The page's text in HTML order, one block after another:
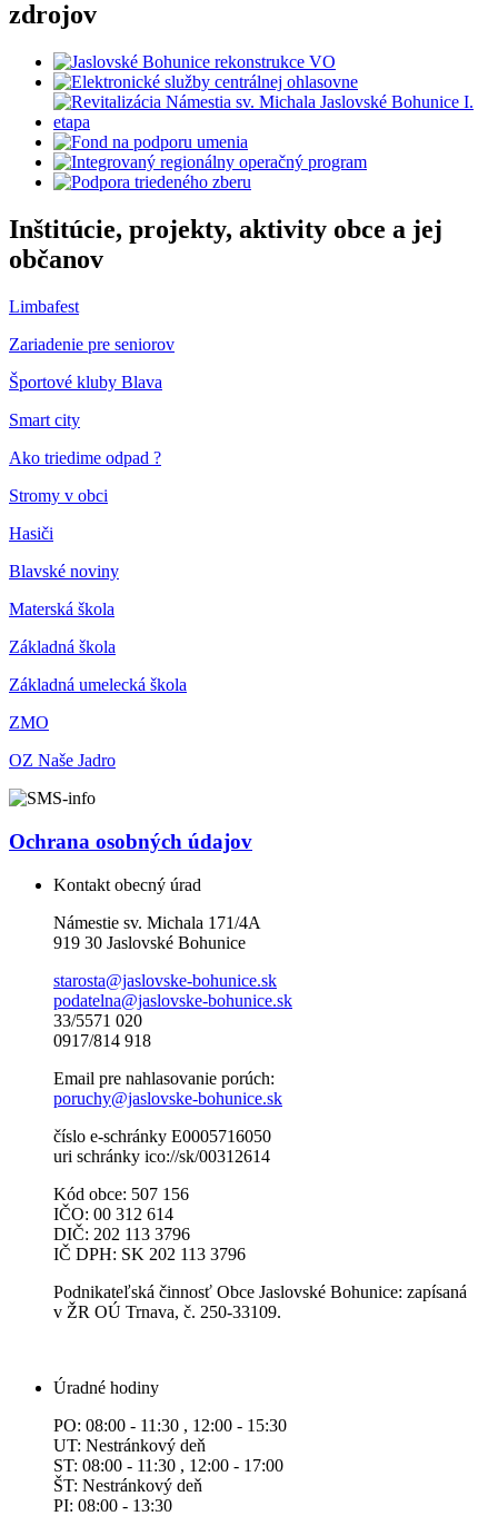
zdrojov
Inštitúcie, projekty, aktivity obce a jej
občanov
Limbafest
Zariadenie pre seniorov
Športové kluby Blava
Smart city
Ako triedime odpad ?
Stromy v obci
Hasiči
Blavské noviny
Materská škola
Základná škola
Základná umelecká škola
ZMO
OZ Naše Jadro
Ochrana osobných údajov
Kontakt obecný úrad
Námestie sv. Michala 171/4A
919 30 Jaslovské Bohunice
starosta@jaslovske-bohunice.sk
podatelna@jaslovske-bohunice.sk
33/5571 020
0917/814 918
Email pre nahlasovanie porúch:
poruchy@jaslovske-bohunice.sk
číslo e-schránky E0005716050
uri schránky ico://sk/00312614
Kód obce: 507 156
IČO: 00 312 614
DIČ: 202 113 3796
IČ DPH: SK 202 113 3796
Podnikateľská činnosť Obce Jaslovské Bohunice: zapísaná
v ŽR OÚ Trnava, č. 250-33109.
Úradné hodiny
PO: 08:00 - 11:30 , 12:00 - 15:30
UT: Nestránkový deň
ST: 08:00 - 11:30 , 12:00 - 17:00
ŠT: Nestránkový deň
PI: 08:00 - 13:30